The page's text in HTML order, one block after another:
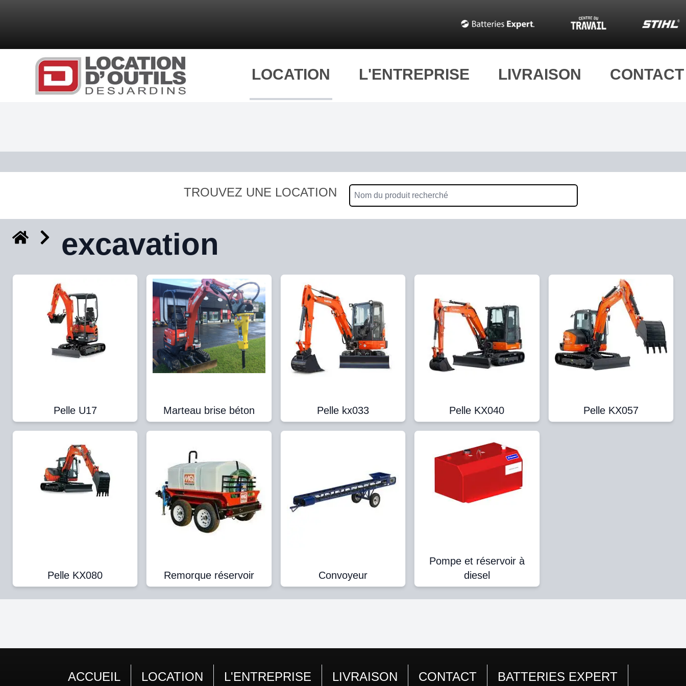
LOCATION L'ENTREPRISE LIVRAISON CONTACT
TROUVEZ UNE LOCATION
excavation
Pelle U17 Marteau brise béton Pelle kx033 Pelle KX040 Pelle KX057
Pelle KX080 Remorque réservoir Convoyeur
Pompe et réservoir à
diesel
ACCUEIL LOCATION L'ENTREPRISE LIVRAISON CONTACT BATTERIES EXPERT